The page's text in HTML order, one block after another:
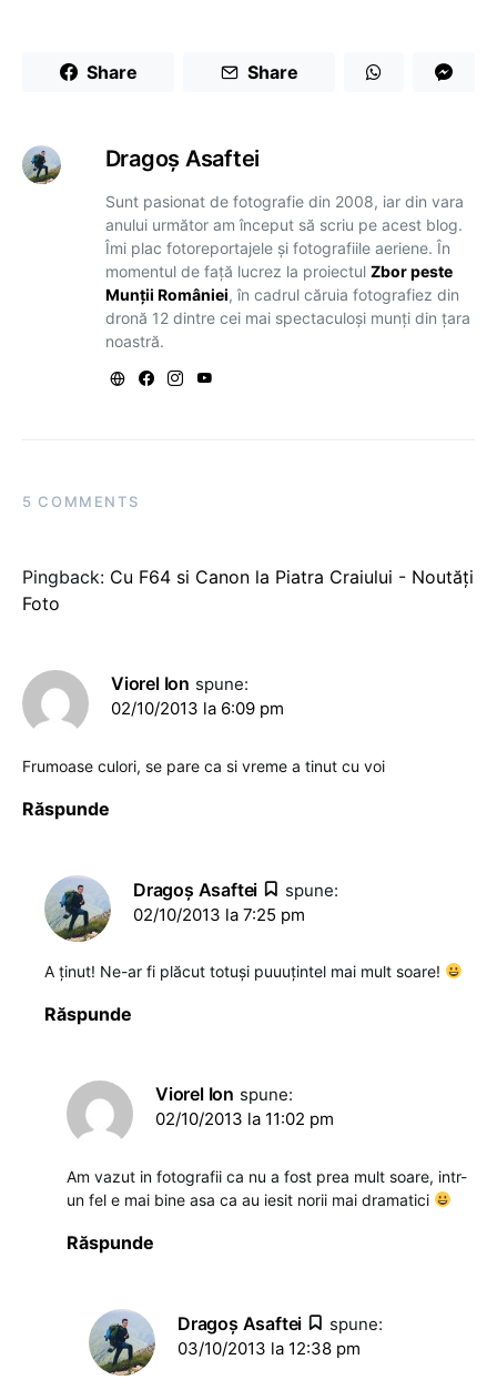
Share Share
Dragoş Asaftei
Sunt pasionat de fotografie din 2008, iar din vara
anului următor am început să scriu pe acest blog.
Îmi plac fotoreportajele și fotografiile aeriene. În
momentul de față lucrez la proiectul Zbor peste
Munții României, în cadrul căruia fotografiez din
dronă 12 dintre cei mai spectaculoși munți din țara
noastră.
5 COMMENTS
Pingback: Cu F64 si Canon la Piatra Craiului - Noutăți
Foto
Viorel Ion spune:
02/10/2013 la 6:09 pm
Frumoase culori, se pare ca si vreme a tinut cu voi
Răspunde
Dragoş Asaftei
spune:
02/10/2013 la 7:25 pm
A ținut! Ne-ar fi plăcut totuși puuuțintel mai mult soare!
Răspunde
Viorel Ion spune:
02/10/2013 la 11:02 pm
Am vazut in fotografii ca nu a fost prea mult soare, intr-
un fel e mai bine asa ca au iesit norii mai dramatici
Răspunde
Dragoş Asaftei
spune:
03/10/2013 la 12:38 pm